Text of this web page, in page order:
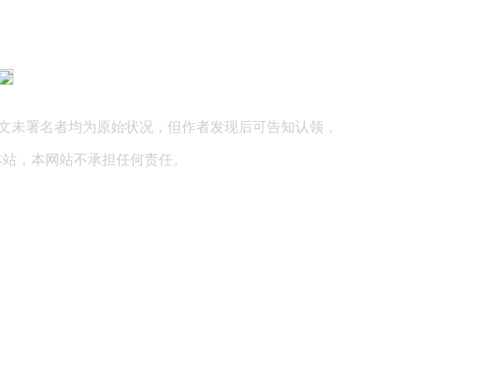
署名者均为原始状况，但作者发现后可告知认领，
，本网站不承担任何责任。